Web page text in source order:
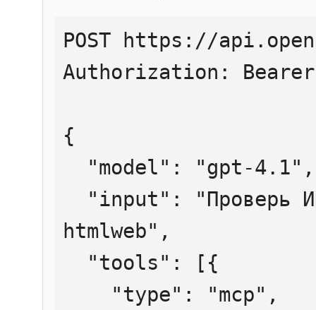
POST https://
Authorization:
{
htmlweb",